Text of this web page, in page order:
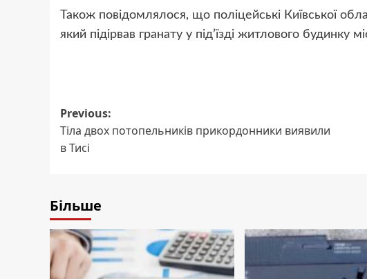
Також повідомлялося, що поліцейські Київської
який підірвав гранату у під’їзді житлового будинку
Post
navigation
Previous:
Тіла двох потопельників прикордонники виявили
в Тисі
Більше